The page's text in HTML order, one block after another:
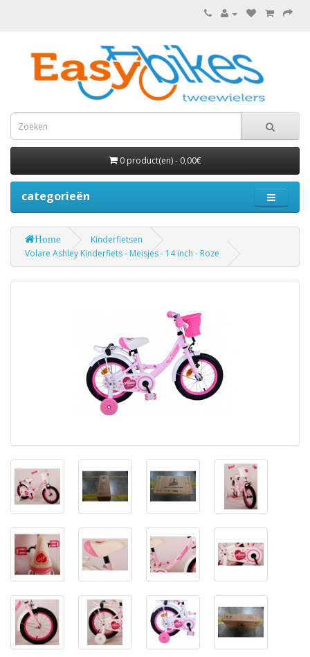
0 product(en) - 0,00€
categorieën
Home
Kinderfietsen
Volare Ashley Kinderfiets - Meisjes - 14 inch - Roze